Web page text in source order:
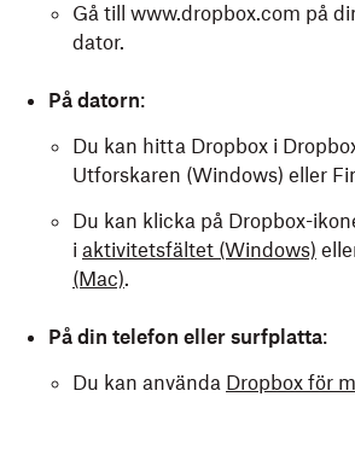
Gå till www.dropbox.com på
dator.
På datorn:
Du kan hitta Dropbox i
Utforskaren (Windows) eller
Du kan klicka på Dropbox-
i aktivitetsfältet (Windows)
(Mac).
På din telefon eller surfplatta:
Du kan använda Dropbox för